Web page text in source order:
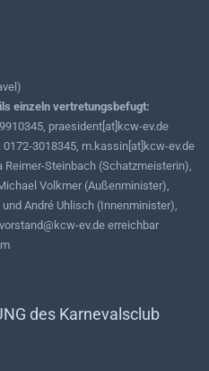
einzeln vertretungsbefugt:
praesident[at]kcw-ev.de
0172-3018345, m.kassin[at]kcw-ev.de
Reimer-Steinbach (Schatzmeisterin),
Volkmer (Außenminister),
André Uhlisch (Innenminister),
ev.de erreichbar
des Karnevalsclub